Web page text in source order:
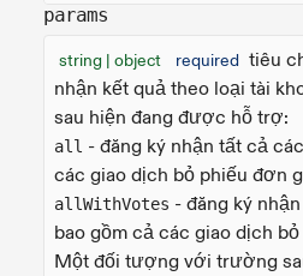
params
string | object required tiêu
nhận kết quả theo loại tài
sau hiện đang được hỗ trợ:
all - đăng ký nhận tất cả
các giao dịch bỏ phiếu đơn
allWithVotes - đăng ký
bao gồm cả các giao dịch
Một đối tượng với trường